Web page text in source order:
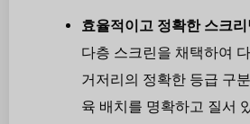
효율적이고 정확한 스크리
다층 스크린을 채택하여
거저리의 정확한 등급 구
육 배치를 명확하고 질서